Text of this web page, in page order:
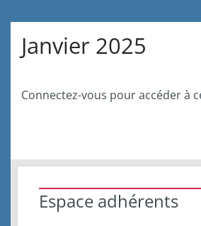
Janvier 2025
Connectez-vous pour accéder à
Espace adhérents